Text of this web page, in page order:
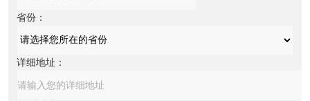
省份：
详细地址：